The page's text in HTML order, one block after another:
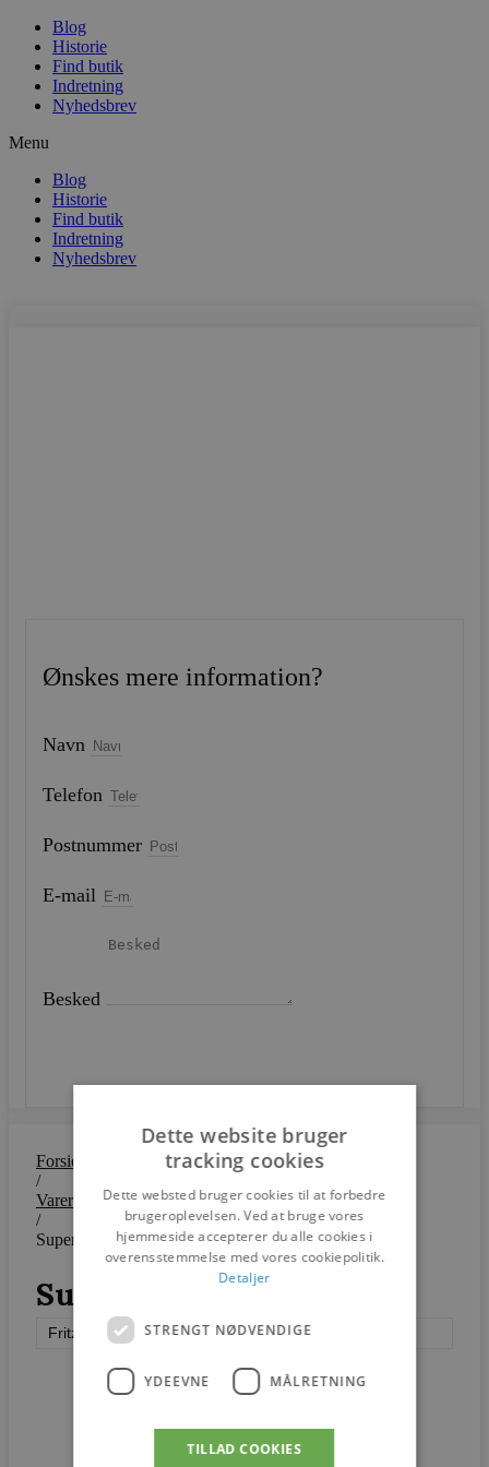
Blog
Historie
Find butik
Indretning
Nyhedsbrev
Menu
Blog
Historie
Find butik
Indretning
Nyhedsbrev
Ønskes mere information?
Navn
Telefon
Postnummer
E-mail
Besked
Forside
/
Varer
/
Supercirculær™
Supercirculær™
Fritz Hansen
Dette website bruger
tracking cookies
Dette websted bruger cookies til at forbedre
brugeroplevelsen. Ved at bruge vores
hjemmeside accepterer du alle cookies i
overensstemmelse med vores cookiepolitik.
Detaljer
STRENGT NØDVENDIGE
YDEEVNE MÅLRETNING
TILLAD COOKIES